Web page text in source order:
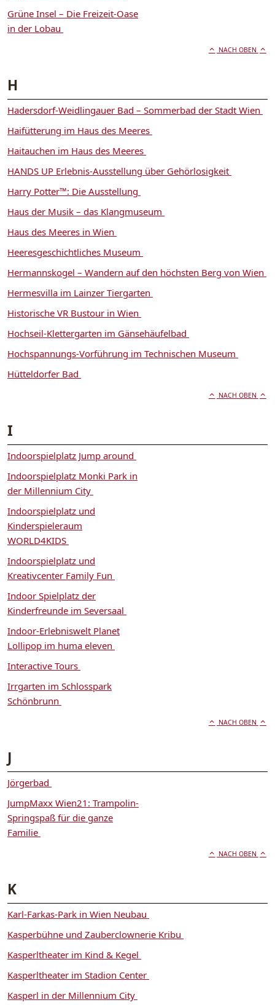
Grüne Insel – Die Freizeit-Oase
in der Lobau
NACH OBEN
H
Hadersdorf-Weidlingauer Bad – Sommerbad der Stadt Wien
Haifütterung im Haus des Meeres
Haitauchen im Haus des Meeres
HANDS UP Erlebnis-Ausstellung über Gehörlosigkeit
Harry Potter™: Die Ausstellung
Haus der Musik – das Klangmuseum
Haus des Meeres in Wien
Heeresgeschichtliches Museum
Hermannskogel – Wandern auf den höchsten Berg von Wien
Hermesvilla im Lainzer Tiergarten
Historische VR Bustour in Wien
Hochseil-Klettergarten im Gänsehäufelbad
Hochspannungs-Vorführung im Technischen Museum
Hütteldorfer Bad
NACH OBEN
I
Indoorspielplatz Jump around
Indoorspielplatz Monki Park in
der Millennium City
Indoorspielplatz und
Kinderspieleraum
WORLD4KIDS
Indoorspielplatz und
Kreativcenter Family Fun
Indoor Spielplatz der
Kinderfreunde im Seversaal
Indoor-Erlebniswelt Planet
Lollipop im huma eleven
Interactive Tours
Irrgarten im Schlosspark
Schönbrunn
NACH OBEN
J
Jörgerbad
JumpMaxx Wien21: Trampolin-
Springspaß für die ganze
Familie
NACH OBEN
K
Karl-Farkas-Park in Wien Neubau
Kasperbühne und Zauberclownerie Kribu
Kasperltheater im Kind & Kegel
Kasperltheater im Stadion Center
Kasperl in der Millennium City